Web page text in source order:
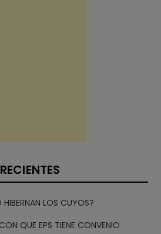
LOS CUYOS?
QUE EPS TIENE CONVENIO